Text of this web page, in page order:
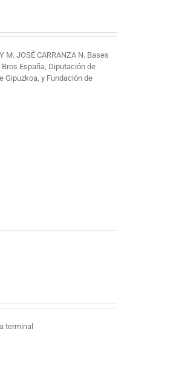
M. JOSÉ CARRANZA N. Bases
España, Diputación de
Gipuzkoa, y Fundación de
terminal